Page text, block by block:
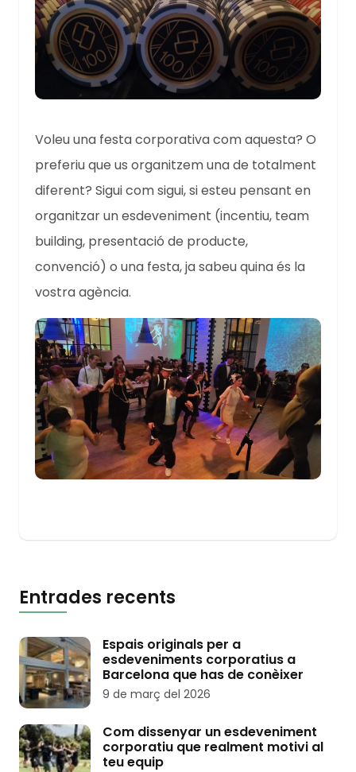
Voleu una festa corporativa com aquesta? O
preferiu que us organitzem una de totalment
diferent? Sigui com sigui, si esteu pensant en
organitzar un esdeveniment (incentiu, team
building, presentació de producte,
convenció) o una festa, ja sabeu quina és la
vostra agència.
Entrades recents
Espais originals per a
esdeveniments corporatius a
Barcelona que has de conèixer
9 de març del 2026
Com dissenyar un esdeveniment
corporatiu que realment motivi al
teu equip